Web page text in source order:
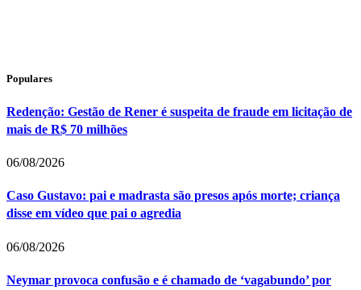
Populares
Redenção: Gestão de Rener é suspeita de fraude em licitação de
mais de R$ 70 milhões
06/08/2026
Caso Gustavo: pai e madrasta são presos após morte; criança
disse em vídeo que pai o agredia
06/08/2026
Neymar provoca confusão e é chamado de ‘vagabundo’ por